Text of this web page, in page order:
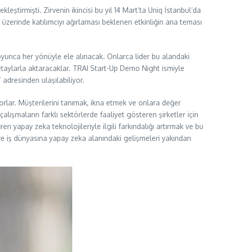
Zirvenin ikincisi bu yıl 14 Mart’ta Uniq İstanbul’da
katılımcıyı ağırlaması beklenen etkinliğin ana teması
her yönüyle ele alınacak. Onlarca lider bu alandaki
aktaracaklar. TRAI Start-Up Demo Night ismiyle
ulaşılabiliyor.
Müşterilerini tanımak, ikna etmek ve onlara değer
farklı sektörlerde faaliyet gösteren şirketler için
yapay zeka teknolojileriyle ilgili farkındalığı artırmak ve bu
dünyasına yapay zeka alanındaki gelişmeleri yakından